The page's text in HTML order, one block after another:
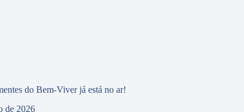
do Bem-Viver já está no ar!
de 2026